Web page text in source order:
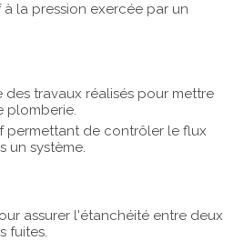
à la pression exercée par un
des travaux réalisés pour mettre
plomberie.
permettant de contrôler le flux
un système.
assurer l'étanchéité entre deux
fuites.